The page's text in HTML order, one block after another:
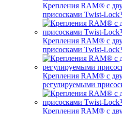
Крепления RAM® с
присосками Twist-
Крепления RAM® с
присосками Twist-
Крепления RAM® с
регулируемыми
Крепления RAM® с